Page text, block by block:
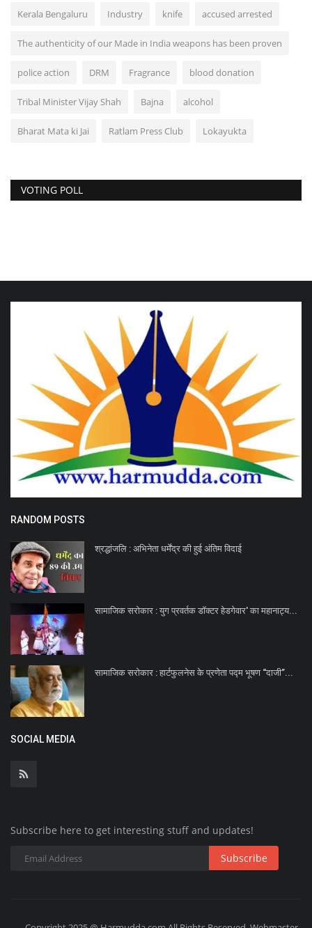
Kerala Bengaluru Industry knife accused arrested
The authenticity of our Made in India weapons has been proven
police action DRM Fragrance blood donation
Tribal Minister Vijay Shah Bajna alcohol
Bharat Mata ki Jai Ratlam Press Club Lokayukta
VOTING POLL
RANDOM POSTS
श्रद्धांजलि : अभिनेता धर्मेंद्र की हुई अंतिम विदाई
सामाजिक सरोकार : युग प्रवर्तक डॉक्टर हेडगेवार' का महानाट्य...
सामाजिक सरोकार : हार्टफुलनेस के प्रणेता पद्म भूषण ‘‘दाजी’’...
SOCIAL MEDIA
Subscribe here to get interesting stuff and updates!
Subscribe